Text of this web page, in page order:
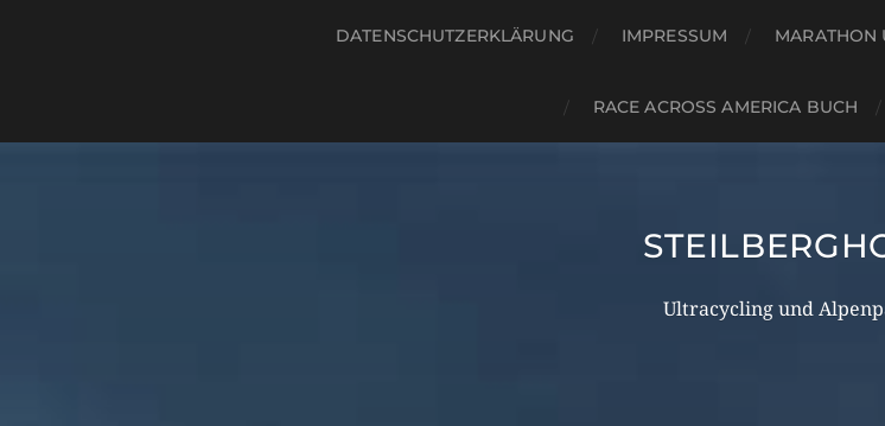
DATENSCHUTZERKLÄRUNG IMPRESSUM MARATHON
RACE ACROSS AMERICA BUCH
Ultracycling und